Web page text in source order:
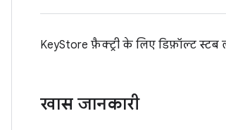
KeyStore फ़ैक्ट्री के लिए डिफ़ॉल्ट स्टब
खास जानकारी